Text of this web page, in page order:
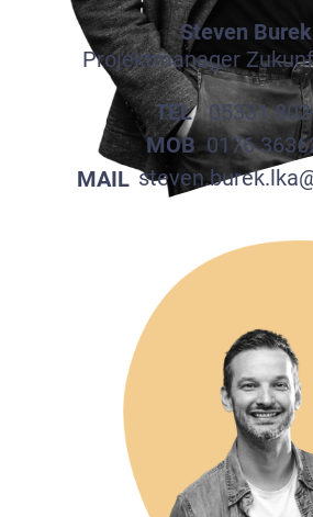
Suchen
nach:
INSTAGRAM
Datenschutz
Steven Burek
Projektmanager
TEL
05331
MOB 0176
MAIL